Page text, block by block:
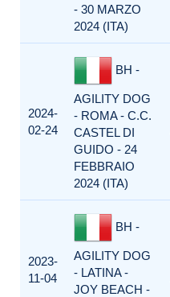
- 30 MARZO
2024 (ITA)
2024-
02-24
BH -
AGILITY DOG
- ROMA - C.C.
CASTEL DI
GUIDO - 24
FEBBRAIO
2024 (ITA)
2023-
11-04
BH -
AGILITY DOG
- LATINA -
JOY BEACH -